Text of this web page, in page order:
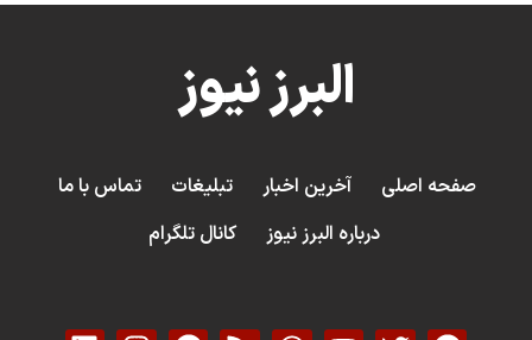
البرز نیوز
صفحه اصلی آخرین اخبار تبلیغات
تماس با ما
درباره البرز نیوز
کانال تلگرام